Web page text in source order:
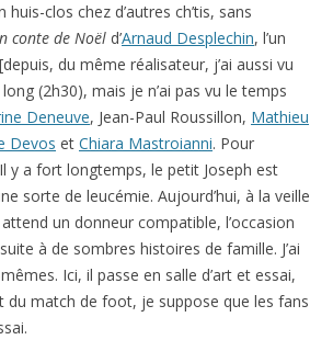
huis-clos chez d’autres ch’tis, sans
conte de Noël d’Arnaud Desplechin, l’un
du même réalisateur, j’ai aussi vu
(2h30), mais je n’ai pas vu le temps
Deneuve, Jean-Paul Roussillon, Mathieu
Devos et Chiara Mastroianni. Pour
y a fort longtemps, le petit Joseph est
sorte de leucémie. Aujourd’hui, à la veille
un donneur compatible, l’occasion
à de sombres histoires de famille. J’ai
Ici, il passe en salle d’art et essai,
match de foot, je suppose que les fans